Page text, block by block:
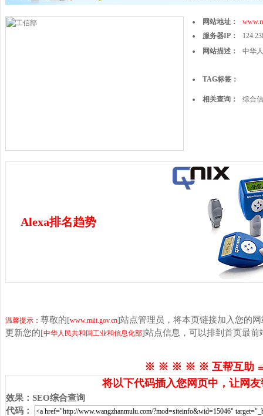
网站地址：
服务器IP：
网站描述：
中华
TAG标签：
相关查询： 综合
Alexa排名趋势
温馨提示： 尊敬的[www.miit.gov.cn]站点管理员，将本页链接加入您的
更新您的[中华人民共和国工业和信息化部]站点信息，可以排到首页最
※ ※ ※ ※ ※ 互帮互助
将以下代码插入您网页中，让网
效果 ： SEO综合查询
代码 ：